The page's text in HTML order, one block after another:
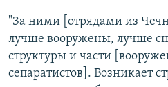
"За ними [отрядами из
лучше вооружены, лучше
структуры и части
сепаратистов]. Возникает